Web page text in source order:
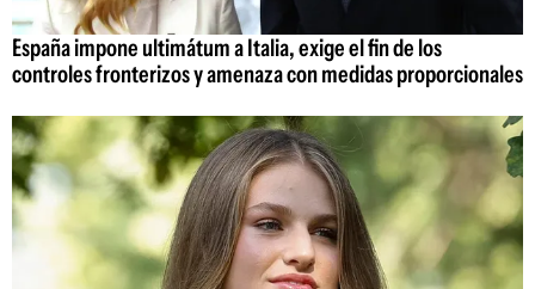
España impone ultimátum a Italia, exige el fin de los
controles fronterizos y amenaza con medidas proporcionales